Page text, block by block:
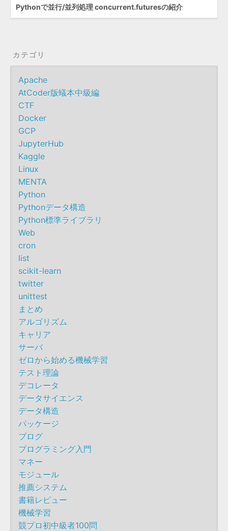
Pythonで並行/並列処理 concurrent.futuresの紹介
カテゴリ
Apache
AtCoder版蟻本中級編
CTF
Docker
GCP
JupyterHub
Kaggle
Linux
MENTA
Python
Pythonデータ構造
Python標準ライブラリ
Web
cron
list
scikit-learn
twitter
unittest
まとめ
アルゴリズム
キャリア
サーバ
ゼロから始める機械学習
テスト理論
デコレータ
データサイエンス
データ構造
パッケージ
ブログ
プログラミング入門
マネー
モジュール
推薦システム
書籍レビュー
機械学習
競プロ初中級者100問